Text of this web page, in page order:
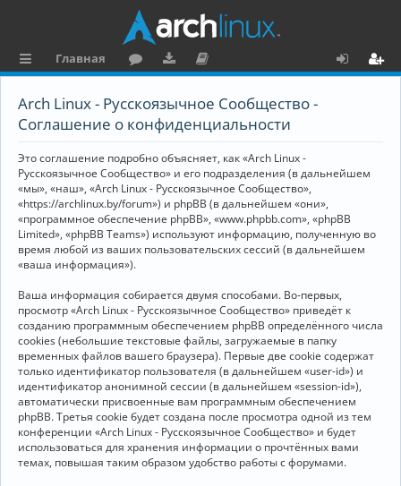
ы
к
и
Главная
ру
ру
и
ку
е
н
та
ц
я
Arch Linux - Русскоязычное Сообщество -
Соглашение о конфиденциальности
Это соглашение подробно объясняет, как «Arch Linux -
Русскоязычное Сообщество» и его подразделения (в дальнейшем
«мы», «наш», «Arch Linux - Русскоязычное Сообщество»,
«https://archlinux.by/forum») и phpBB (в дальнейшем «они»,
«программное обеспечение phpBB», «www.phpbb.com», «phpBB
Limited», «phpBB Teams») используют информацию, полученную во
время любой из ваших пользовательских сессий (в дальнейшем
«ваша информация»).
Ваша информация собирается двумя способами. Во-первых,
просмотр «Arch Linux - Русскоязычное Сообщество» приведёт к
созданию программным обеспечением phpBB определённого числа
cookies (небольшие текстовые файлы, загружаемые в папку
временных файлов вашего браузера). Первые две cookie содержат
только идентификатор пользователя (в дальнейшем «user-id») и
идентификатор анонимной сессии (в дальнейшем «session-id»),
автоматически присвоенные вам программным обеспечением
phpBB. Третья cookie будет создана после просмотра одной из тем
конференции «Arch Linux - Русскоязычное Сообщество» и будет
использоваться для хранения информации о прочтённых вами
темах, повышая таким образом удобство работы с форумами.